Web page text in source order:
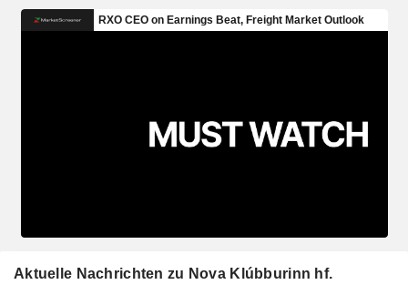
Aktuelle Nachrichten zu Nova Klúbburinn hf.